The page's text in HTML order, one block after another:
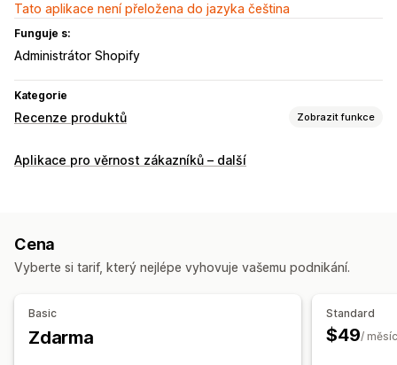
Tato aplikace není přeložena do jazyka čeština
Funguje s:
Administrátor Shopify
Kategorie
Recenze produktů Zobrazit funkce
Možnosti zobrazení
E-mailové žádosti
Obsah generovaný uživateli na sociálních sítích
Aplikace pro věrnost zákazníků – další
Cena
Vyberte si tarif, který nejlépe vyhovuje vašemu podnikání.
Basic
Zdarma
Standard
$49/ měsíc